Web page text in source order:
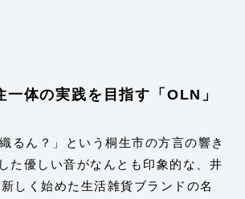
一体の実践を目指す「OLN」
るん？」という桐生市の方言の響き
た優しい音がなんとも印象的な、井
しく始めた生活雑貨ブランドの名